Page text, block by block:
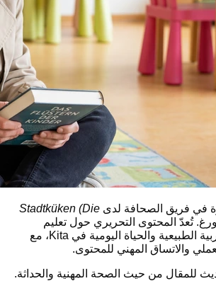
في فريق الصحافة لدى Stadtküken (Die
تُعدّ المحتوى التحريري حول تعليم
الطفولة المبكرة والتربية الطبيعية والحياة اليومية في Kita، مع
والاتساق المهني للمحتوى.
للمقال من حيث الصحة المهنية والحداثة.